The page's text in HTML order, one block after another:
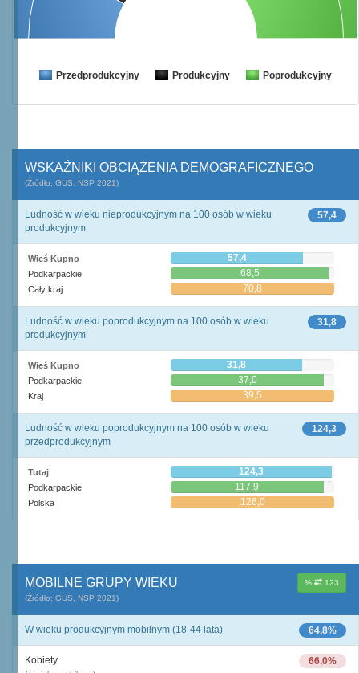
Przedprodukcyjny Produkcyjny Poprodukcyjny
WSKAŹNIKI OBCIĄŻENIA DEMOGRAFICZNEGO
(Źródło: GUS, NSP 2021)
57,4
Ludność w wieku nieprodukcyjnym na 100 osób w wieku
produkcyjnym
Wieś Kupno 57,4
Podkarpackie 68,5
Cały kraj 70,8
31,8
Ludność w wieku poprodukcyjnym na 100 osób w wieku
produkcyjnym
Wieś Kupno 31,8
Podkarpackie 37,0
Kraj 39,5
124,3
Ludność w wieku poprodukcyjnym na 100 osób w wieku
przedprodukcyjnym
Tutaj 124,3
Podkarpackie 117,9
Polska 126,0
% 123
MOBILNE GRUPY WIEKU
(Źródło: GUS, NSP 2021)
64,8%
W wieku produkcyjnym mobilnym (18-44 lata)
66,0%
Kobiety